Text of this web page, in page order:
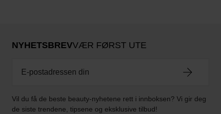
NYHETSBREVVÆR FØRST UTE
Vil du få de beste beauty-nyhetene rett i innboksen? Vi gir deg
de siste trendene, tipsene og eksklusive tilbud!